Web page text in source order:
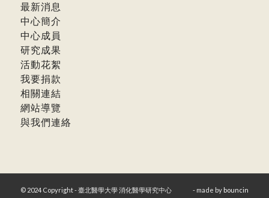
最新消息
中心簡介
中心成員
研究成果
活動花絮
我要捐款
相關連結
網站導覽
與我們連絡
© 2024 Copyright - 臺北醫學大學 消化醫學研究中心 - made by bouncin